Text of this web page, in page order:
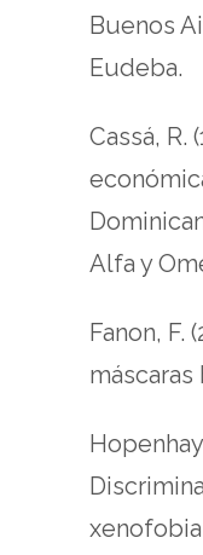
Buenos
Eudeba.
Cassá, R.
Alfa y
Fanon, F.
máscaras